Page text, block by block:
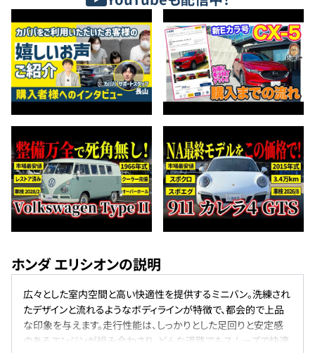
ホンダ エリシオンの説明
広々とした室内空間と高い快適性を提供するミニバン。洗練され
たデザインと流れるようなボディラインが特徴で、都会的で上品
な印象を与えます。走行性能は、しっかりとした足回りと安定感
のあるエンジンが組み合わさり、どんな道路でもスムーズで快適